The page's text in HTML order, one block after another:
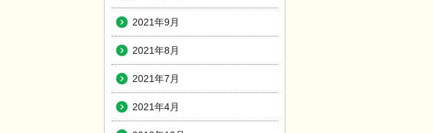
2021年9月
2021年8月
2021年7月
2021年4月